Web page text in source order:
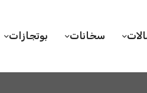
سخانات بوتجازات